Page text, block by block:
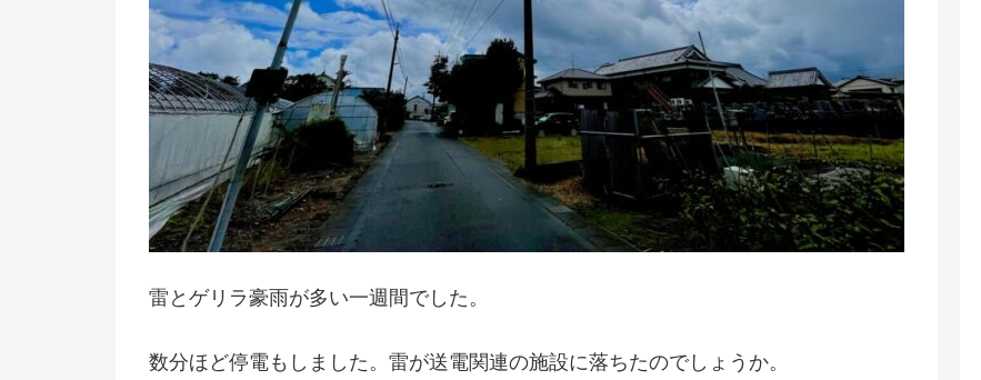
雷とゲリラ豪雨が多い一週間でした。
数分ほど停電もしました。雷が送電関連の施設に落ちたのでしょうか。